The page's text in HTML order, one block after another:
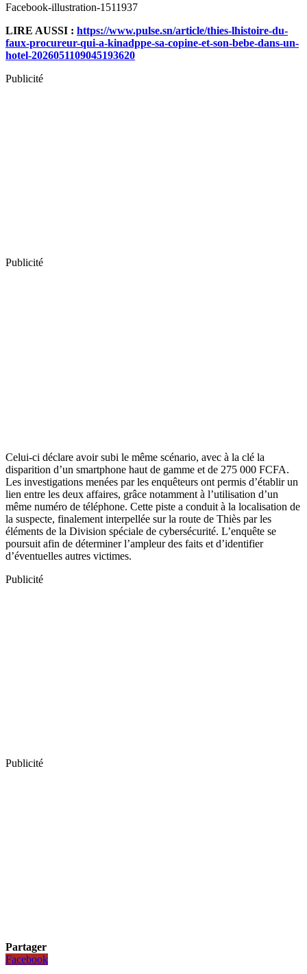
Facebook-illustration-1511937
LIRE AUSSI : https://www.pulse.sn/article/thies-lhistoire-du-
faux-procureur-qui-a-kinadppe-sa-copine-et-son-bebe-dans-un-
hotel-2026051109045193620
Publicité
Publicité
Celui-ci déclare avoir subi le même scénario, avec à la clé la
disparition d’un smartphone haut de gamme et de 275 000 FCFA.
Les investigations menées par les enquêteurs ont permis d’établir un
lien entre les deux affaires, grâce notamment à l’utilisation d’un
même numéro de téléphone. Cette piste a conduit à la localisation de
la suspecte, finalement interpellée sur la route de Thiès par les
éléments de la Division spéciale de cybersécurité. L’enquête se
poursuit afin de déterminer l’ampleur des faits et d’identifier
d’éventuelles autres victimes.
Publicité
Publicité
Partager
Facebook